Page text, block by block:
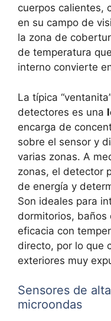
cuerpos calientes,
en su campo de
la zona de
de temperatura
interno convierte
La típica
detectores es una
encarga de
sobre el sensor y
varias zonas. A
zonas, el detector
de energía y
Son ideales para
dormitorios, baños
eficacia con
directo, por lo que
exteriores muy
Sensores de
microondas